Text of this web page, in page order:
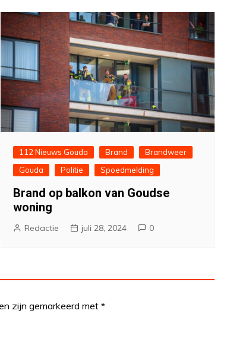
112 Nieuws Gouda Brand
Brandweer
Gouda
Politie Spoedmelding
Brand op balkon van Goudse
woning
Redactie juli 28, 2024 0
zijn gemarkeerd met *